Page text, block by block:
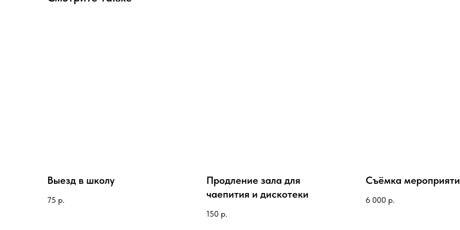
Выезд в школу
75 р.
Продление зала для
чаепития и дискотеки
150 р.
Съёмка
6 000 р.